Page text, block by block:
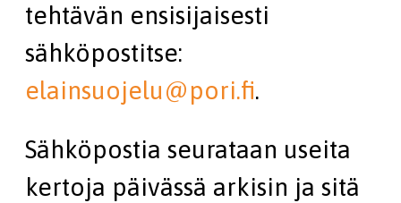
tehtävän ensisijaisesti
sähköpostitse:
elainsuojelu@pori.fi.
Sähköpostia seurataan useita
kertoja päivässä arkisin ja sitä